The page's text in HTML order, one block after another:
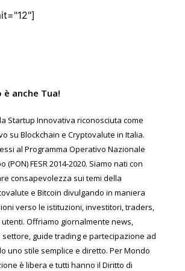
anche Tua!
Startup Innovativa riconosciuta come
su Blockchain e Cryptovalute in Italia.
al Programma Operativo Nazionale
(PON) FESR 2014-2020. Siamo nati con
consapevolezza sui temi della
e Bitcoin divulgando in maniera
verso le istituzioni, investitori, traders,
Offriamo giornalmente news,
settore, guide trading e partecipazione ad
uno stile semplice e diretto. Per Mondo
è libera e tutti hanno il Diritto di